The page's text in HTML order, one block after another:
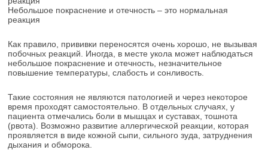
Небольшое покраснение и отечность – это нормальная
реакция
Как правило, прививки переносятся очень хорошо, не вызывая
побочных реакций. Иногда, в месте укола может наблюдаться
небольшое покраснение и отечность, незначительное
повышение температуры, слабость и сонливость.
Такие состояния не являются патологией и через некоторое
время проходят самостоятельно. В отдельных случаях, у
пациента отмечались боли в мышцах и суставах, тошнота
(рвота). Возможно развитие аллергической реакции, которая
проявляется в виде кожной сыпи, сильного зуда, затруднения
дыхания и обморока.